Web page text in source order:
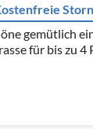
gemütlich
für bis zu 4